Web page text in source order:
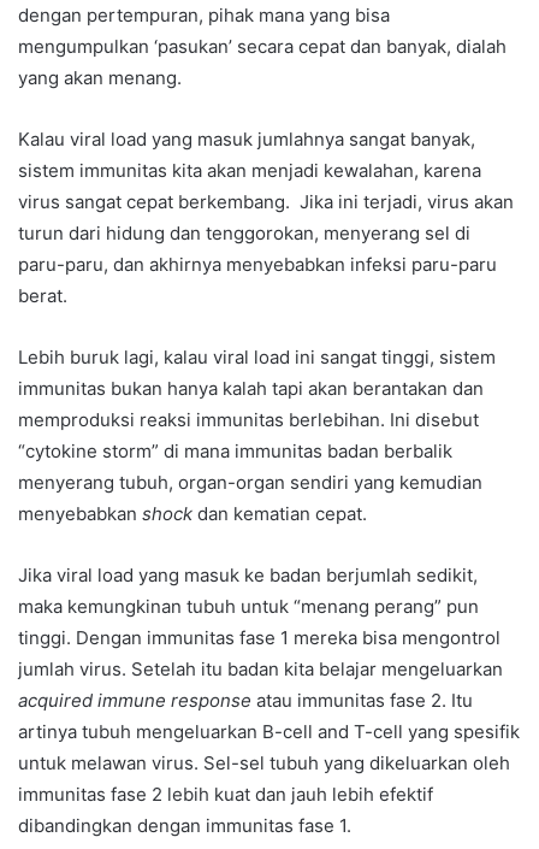
dengan pertempuran, pihak mana yang bisa
mengumpulkan ‘pasukan’ secara cepat dan banyak, dialah
yang akan menang.
Kalau viral load yang masuk jumlahnya sangat banyak,
sistem immunitas kita akan menjadi kewalahan, karena
virus sangat cepat berkembang. Jika ini terjadi, virus akan
turun dari hidung dan tenggorokan, menyerang sel di
paru-paru, dan akhirnya menyebabkan infeksi paru-paru
berat.
Lebih buruk lagi, kalau viral load ini sangat tinggi, sistem
immunitas bukan hanya kalah tapi akan berantakan dan
memproduksi reaksi immunitas berlebihan. Ini disebut
“cytokine storm” di mana immunitas badan berbalik
menyerang tubuh, organ-organ sendiri yang kemudian
menyebabkan shock dan kematian cepat.
Jika viral load yang masuk ke badan berjumlah sedikit,
maka kemungkinan tubuh untuk “menang perang” pun
tinggi. Dengan immunitas fase 1 mereka bisa mengontrol
jumlah virus. Setelah itu badan kita belajar mengeluarkan
acquired immune response atau immunitas fase 2. Itu
artinya tubuh mengeluarkan B-cell and T-cell yang spesifik
untuk melawan virus. Sel-sel tubuh yang dikeluarkan oleh
immunitas fase 2 lebih kuat dan jauh lebih efektif
dibandingkan dengan immunitas fase 1.